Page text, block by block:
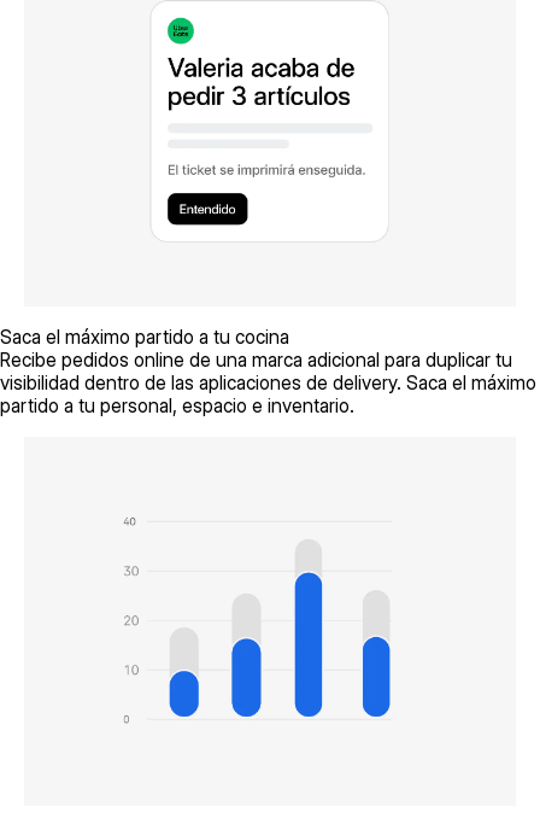
Saca el máximo partido a tu cocina
Recibe pedidos online de una marca adicional para duplicar tu
visibilidad dentro de las aplicaciones de delivery. Saca el máximo
partido a tu personal, espacio e inventario.